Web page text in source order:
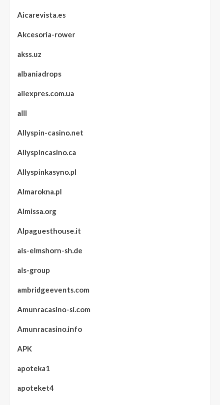
Aicarevista.es
Akcesoria-rower
akss.uz
albaniadrops
aliexpres.com.ua
alll
Allyspin-casino.net
Allyspincasino.ca
Allyspinkasyno.pl
Almarokna.pl
Almissa.org
Alpaguesthouse.it
als-elmshorn-sh.de
als-group
ambridgeevents.com
Amunracasino-si.com
Amunracasino.info
APK
apoteka1
apoteket4